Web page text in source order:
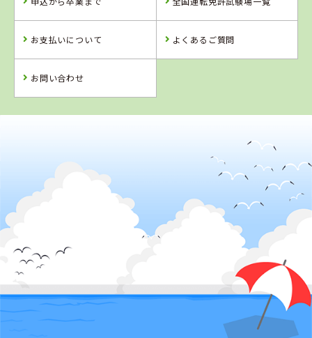
お支払いについて よくあるご質問
お問い合わせ